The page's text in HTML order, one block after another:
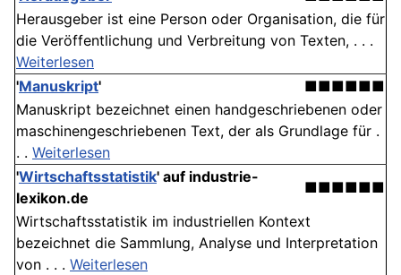
Herausgeber ist eine Person oder Organisation, die für
die Veröffentlichung und Verbreitung von Texten, . . .
Weiterlesen
'Manuskript'
■■■■■■
Manuskript bezeichnet einen handgeschriebenen oder
maschinengeschriebenen Text, der als Grundlage für .
. . Weiterlesen
'Wirtschaftsstatistik' auf industrie-
lexikon.de
■■■■■■
Wirtschaftsstatistik im industriellen Kontext
bezeichnet die Sammlung, Analyse und Interpretation
von . . . Weiterlesen